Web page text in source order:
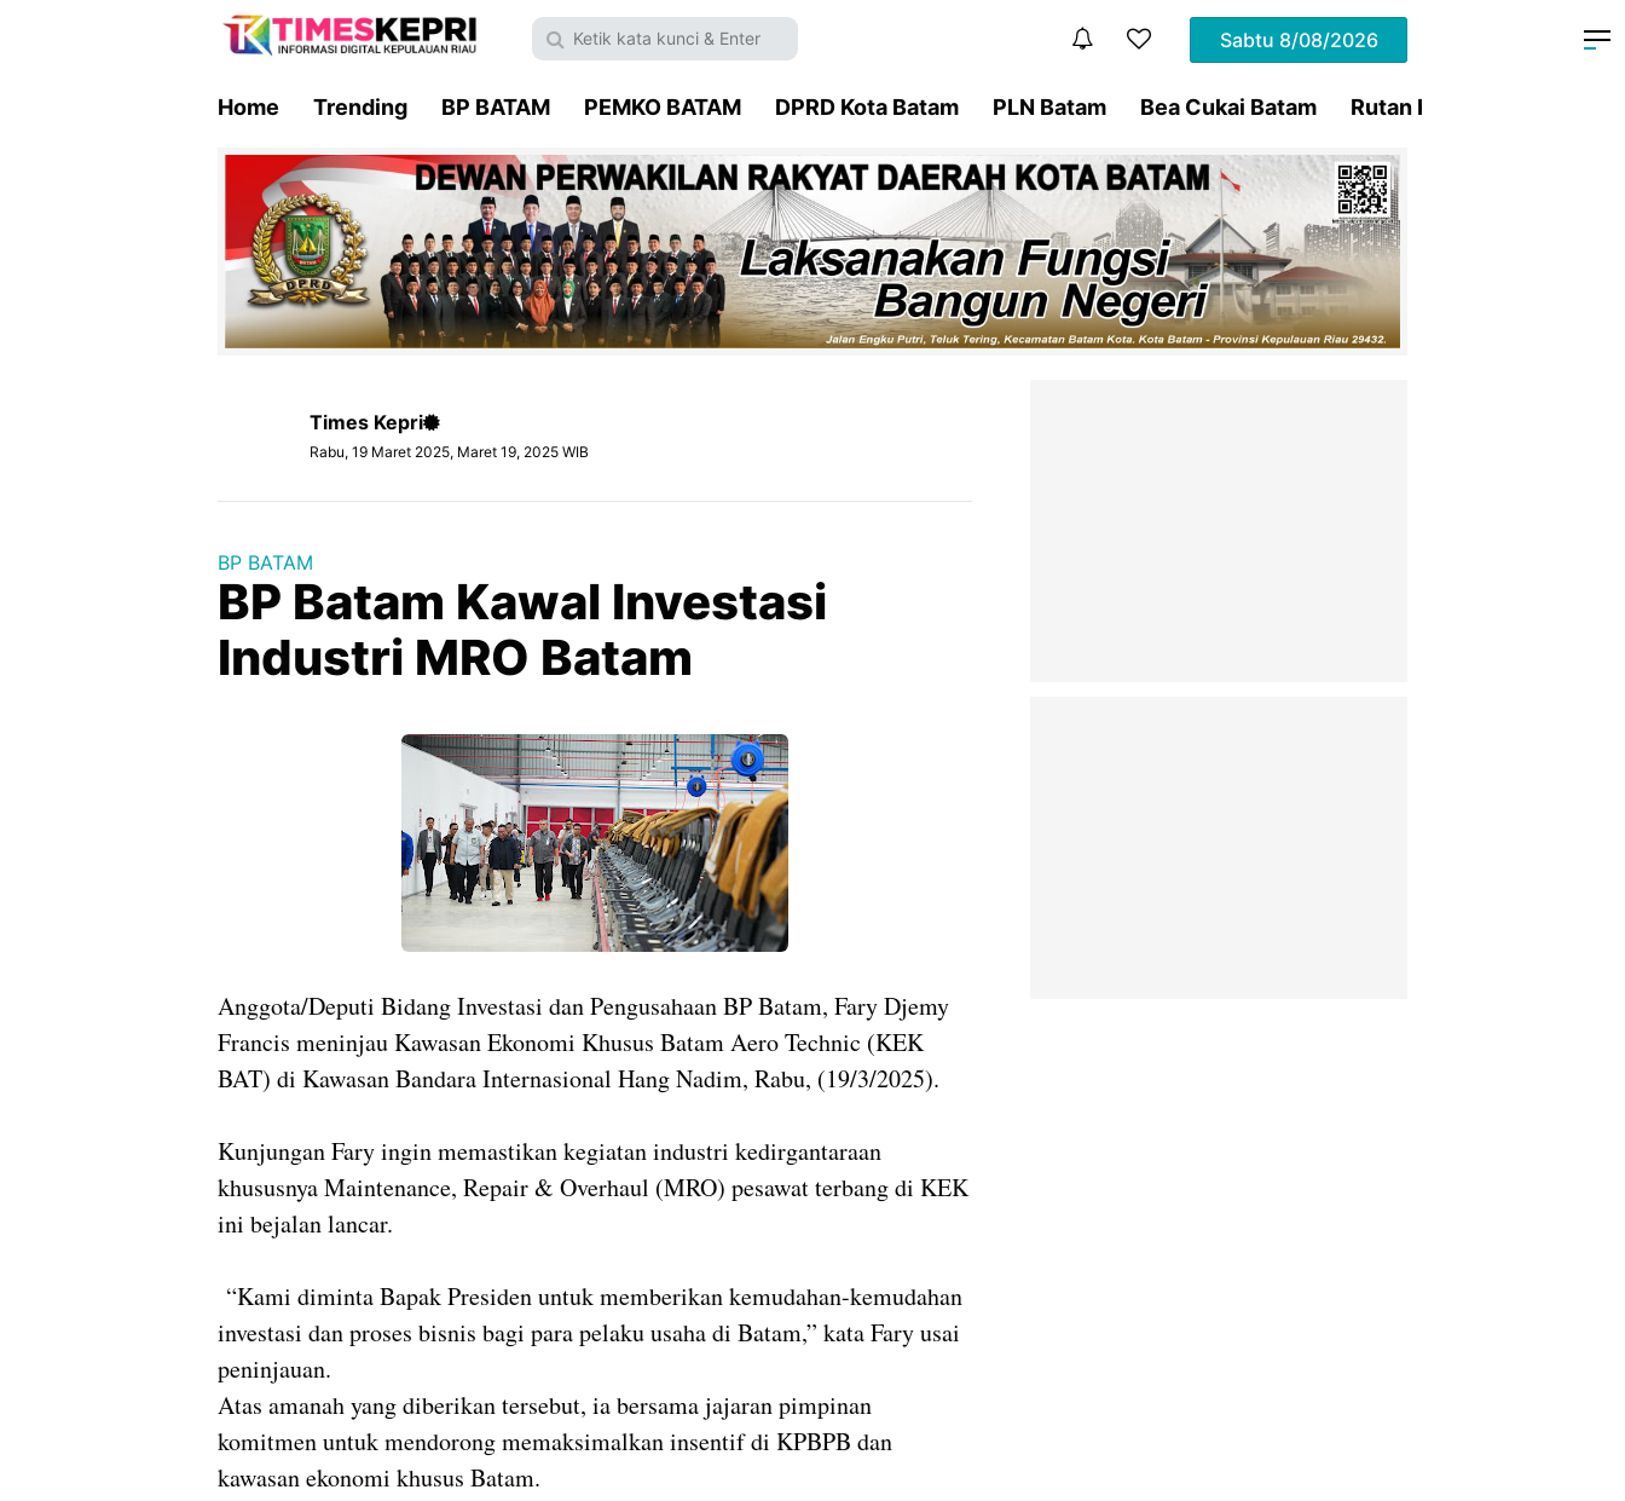
Sabtu 8/08/2026
Home Trending BP BATAM PEMKO BATAM DPRD Kota Batam PLN Batam Bea Cukai Batam Rutan Kelas IIA Batam
Times Kepri
Rabu, 19 Maret 2025, Maret 19, 2025 WIB
BP BATAM
BP Batam Kawal Investasi
Industri MRO Batam
Anggota/Deputi Bidang Investasi dan Pengusahaan BP Batam, Fary Djemy
Francis meninjau Kawasan Ekonomi Khusus Batam Aero Technic (KEK
BAT) di Kawasan Bandara Internasional Hang Nadim, Rabu, (19/3/2025).
Kunjungan Fary ingin memastikan kegiatan industri kedirgantaraan
khususnya Maintenance, Repair & Overhaul (MRO) pesawat terbang di KEK
ini bejalan lancar.
“Kami diminta Bapak Presiden untuk memberikan kemudahan-kemudahan
investasi dan proses bisnis bagi para pelaku usaha di Batam,” kata Fary usai
peninjauan.
Atas amanah yang diberikan tersebut, ia bersama jajaran pimpinan
komitmen untuk mendorong memaksimalkan insentif di KPBPB dan
kawasan ekonomi khusus Batam.